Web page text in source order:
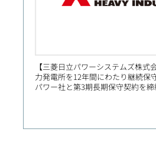
【三菱日立パワーシステムズ株式
力発電所を12年間にわたり継続保
パワー社と第3期長期保守契約を締